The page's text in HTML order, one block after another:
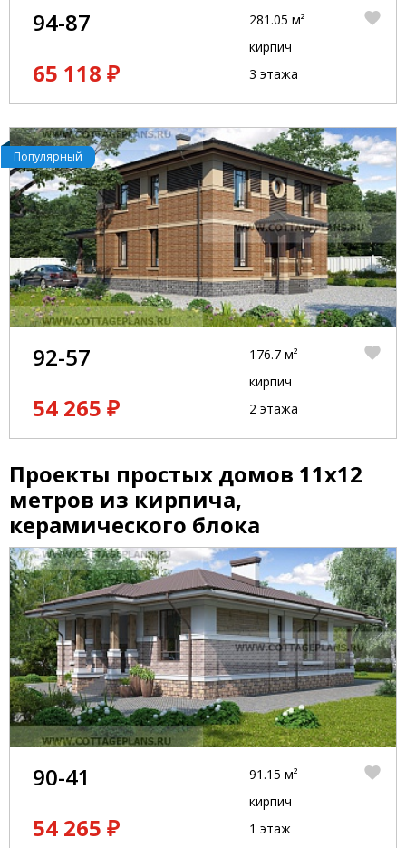
94-87
65 118 ₽
281.05 м²
кирпич
3 этажа
Популярный
92-57
54 265 ₽
176.7 м²
кирпич
2 этажа
Проекты простых домов 11x12
метров из кирпича,
керамического блока
90-41
54 265 ₽
91.15 м²
кирпич
1 этаж